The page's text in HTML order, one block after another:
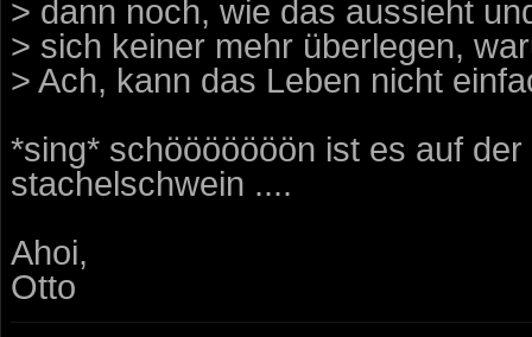
> dann noch, wie das aussieht
> sich keiner mehr überlegen,
> Ach, kann das Leben nicht
*sing* schööööööön ist es auf
stachelschwein ....
Ahoi,
Otto